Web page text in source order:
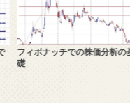
フィボナッチでの株価分析の基
礎